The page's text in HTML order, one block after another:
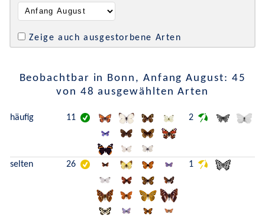
Zeige auch ausgestorbene Arten
Beobachtbar in Bonn, Anfang August: 45
von 48 ausgewählten Arten
häufig 11 2
selten 26 1